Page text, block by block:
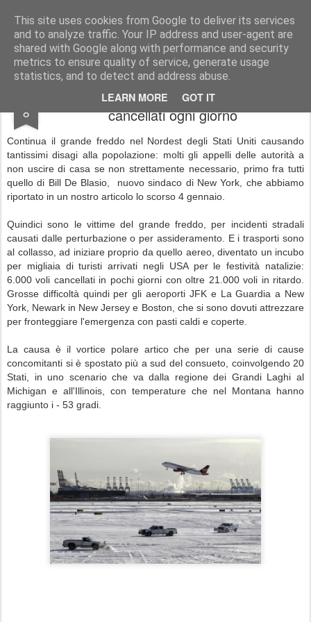
This site uses cookies from Google to deliver its services
and to analyze traffic. Your IP address and user-agent are
shared with Google along with performance and security
metrics to ensure quality of service, generate usage
statistics, and to detect and address abuse.
LEARN MORE GOT IT
Simple Crs Blog Curiosità e notizie dal mondo delle compagnie aeree
Pages
8
Grande freddo negli USA: migliaia i voli
cancellati ogni giorno
Continua il grande freddo nel Nordest degli Stati Uniti causando
tantissimi disagi alla popolazione: molti gli appelli delle autorità a
non uscire di casa se non strettamente necessario, primo fra tutti
quello di Bill De Blasio, nuovo sindaco di New York, che abbiamo
riportato in un nostro articolo lo scorso 4 gennaio.
Quindici sono le vittime del grande freddo, per incidenti stradali
causati dalle perturbazione o per assideramento. E i trasporti sono
al collasso, ad iniziare proprio da quello aereo, diventato un incubo
per migliaia di turisti arrivati negli USA per le festività natalizie:
6.000 voli cancellati in pochi giorni con oltre 21.000 voli in ritardo.
Grosse difficoltà quindi per gli aeroporti JFK e La Guardia a New
York, Newark in New Jersey e Boston, che si sono dovuti attrezzare
per fronteggiare l'emergenza con pasti caldi e coperte.
La causa è il vortice polare artico che per una serie di cause
concomitanti si è spostato più a sud del consueto, coinvolgendo 20
Stati, in uno scenario che va dalla regione dei Grandi Laghi al
Michigan e all'Illinois, con temperature che nel Montana hanno
raggiunto i - 53 gradi.